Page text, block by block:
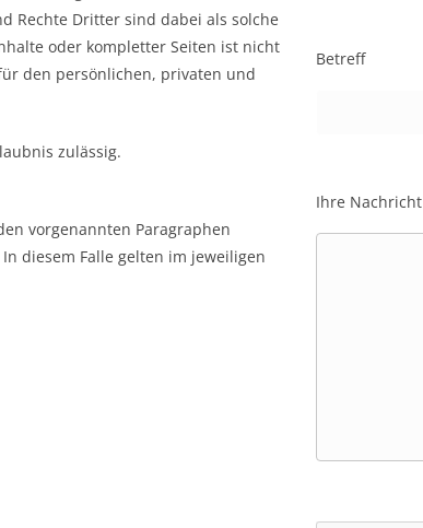
Rechte Dritter sind dabei als solche
oder kompletter Seiten ist nicht
den persönlichen, privaten und
zulässig.
vorgenannten Paragraphen
diesem Falle gelten im jeweiligen
Betreff
Ihre Nachricht